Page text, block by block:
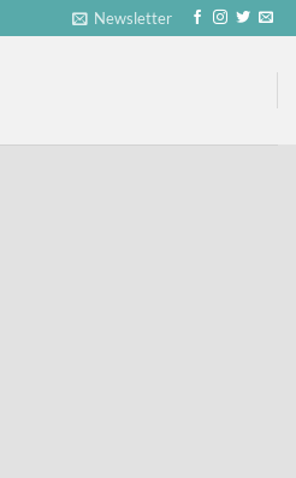
Newsletter